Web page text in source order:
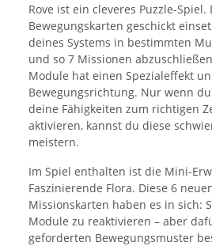
Rove ist ein cleveres Puzzle-
Bewegungskarten geschickt
deines Systems in bestimmten
und so 7 Missionen
Module hat einen Spezialeffekt
Bewegungsrichtung. Nur wenn
deine Fähigkeiten zum richtigen
aktivieren, kannst du diese
meistern.
Im Spiel enthalten ist die Mini-
Faszinierende Flora. Diese 6
Missionskarten haben es in sich:
Module zu reaktivieren – aber
geforderten Bewegungsmuster